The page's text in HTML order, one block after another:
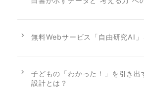
無料Webサービス「自由研究AI」
子どもの「わかった！」を引き出
設計とは？